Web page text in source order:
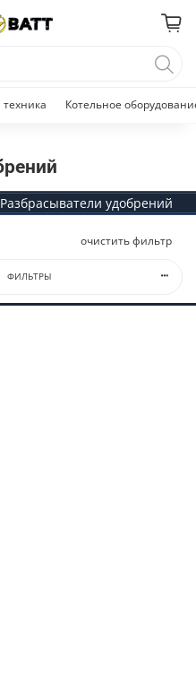
Котельное
Разбрасыватели удобрений
очистить фильтр
ФИЛЬТРЫ